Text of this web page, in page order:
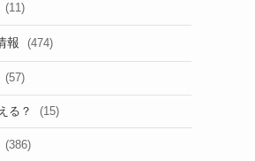
(11)
報 (474)
(57)
る？ (15)
(386)